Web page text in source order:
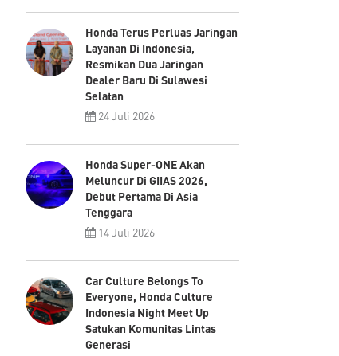
Honda Terus Perluas Jaringan
Layanan Di Indonesia,
Resmikan Dua Jaringan
Dealer Baru Di Sulawesi
Selatan
24 Juli 2026
Honda Super-ONE Akan
Meluncur Di GIIAS 2026,
Debut Pertama Di Asia
Tenggara
14 Juli 2026
Car Culture Belongs To
Everyone, Honda Culture
Indonesia Night Meet Up
Satukan Komunitas Lintas
Generasi